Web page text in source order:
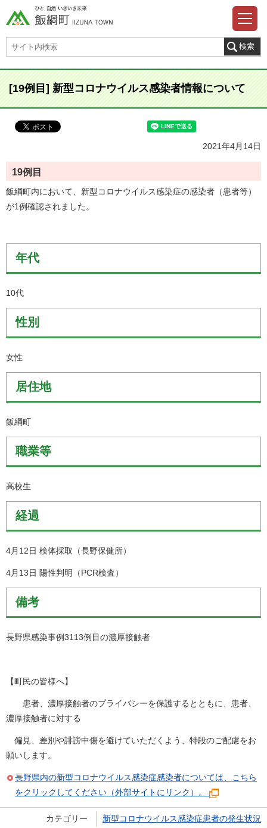
[19例目] 新型コロナウイルス感染者情報について
2021年4月14日
19例目
飯綱町内において、新型コロナウイルス感染症の感染者（患者等）
が1例確認されました。
年代
10代
性別
女性
居住地
飯綱町
職業等
高校生
経過
4月12日 検体採取（長野保健所）
4月13日 陽性判明（PCR検査）
備考
長野県感染事例3113例目の濃厚接触者
【町民の皆様へ】
患者、濃厚接触者のプライバシーを保護するとともに、患者、
濃厚接触者に対する
偏見、差別や誹謗中傷を避けていただくよう、特段のご配慮をお
願いします。
長野県内の新型コロナウイルス感染症感染者については、こちら
をクリックしてください（外部サイトにリンク）。
カテゴリー 新型コロナウイルス感染症患者の発生状況